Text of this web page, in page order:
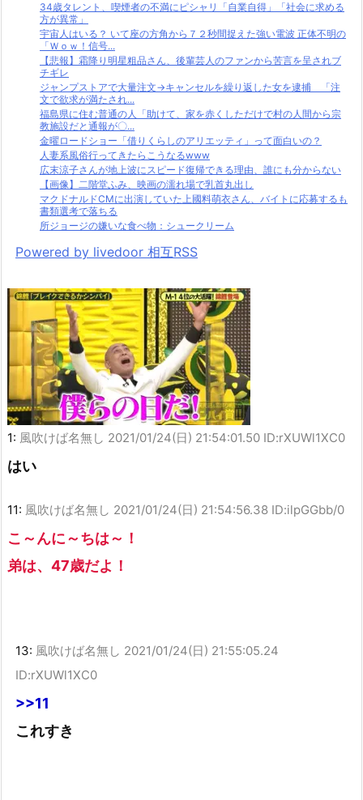
34歳タレント、喫煙者の不満にピシャリ「自業自得」「社会に求める
方が異常」
宇宙人はいる？ いて座の方角から７２秒間捉えた強い電波 正体不明の
「Ｗｏｗ！信号...
【悲報】霜降り明星粗品さん、後輩芸人のファンから苦言を呈されブ
チギレ
ジャンプストアで大量注文→キャンセルを繰り返した女を逮捕 「注
文で欲求が満たされ...
福島県に住む普通の人「助けて、家を赤くしただけで村の人間から宗
教施設だと通報が〇...
金曜ロードショー「借りくらしのアリエッティ」って面白いの？
人妻系風俗行ってきたらこうなるwww
広末涼子さんが地上波にスピード復帰できる理由、誰にも分からない
【画像】二階堂ふみ、映画の濡れ場で乳首丸出し
マクドナルドCMに出演していた上國料萌衣さん、バイトに応募するも
書類選考で落ちる
所ジョージの嫌いな食べ物：シュークリーム
Powered by livedoor 相互RSS
1: 風吹けば名無し 2021/01/24(日) 21:54:01.50 ID:rXUWl1XC0
はい
11: 風吹けば名無し 2021/01/24(日) 21:54:56.38 ID:ilpGGbb/0
こ～んに～ちは～！
弟は、47歳だよ！
13: 風吹けば名無し 2021/01/24(日) 21:55:05.24
ID:rXUWl1XC0
>>11
これすき